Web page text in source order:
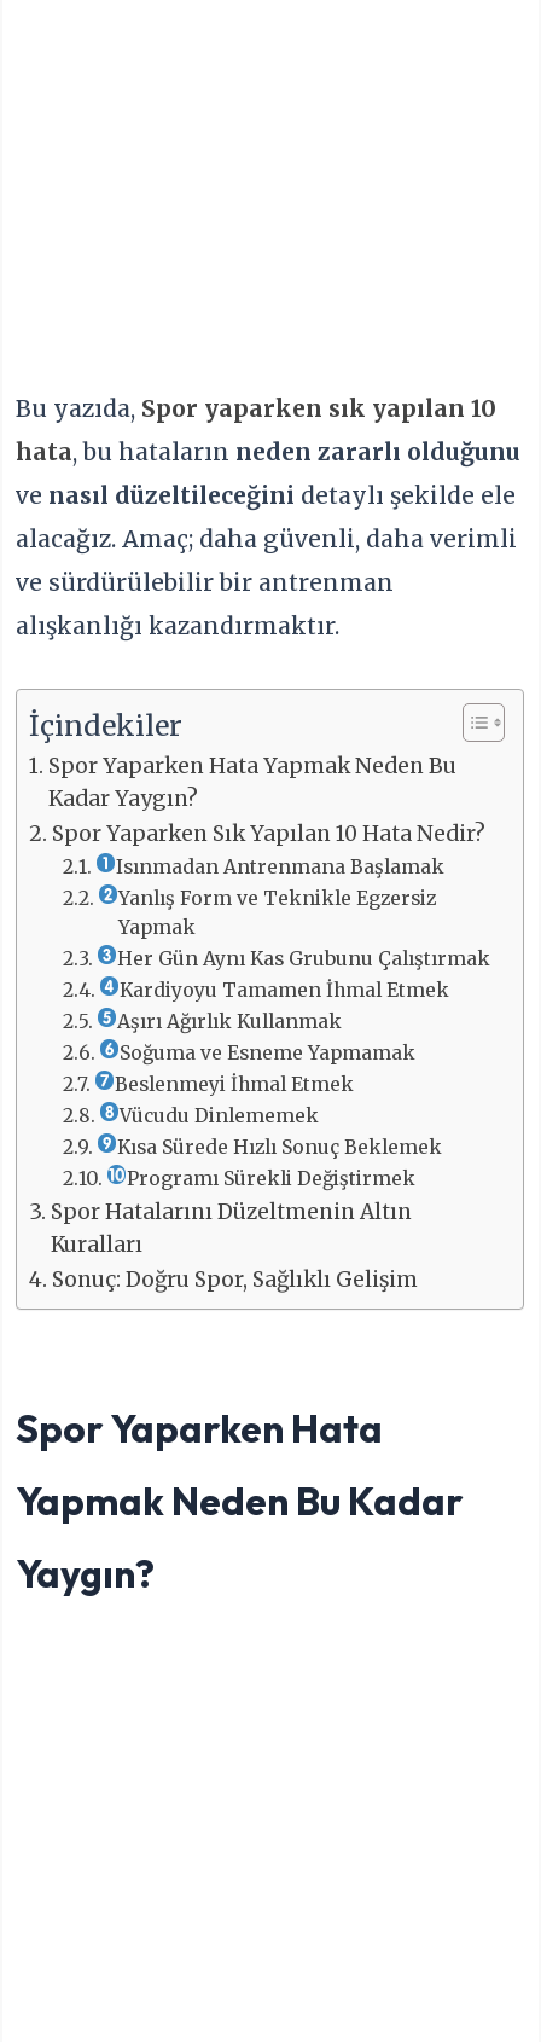
Bu yazıda, Spor yaparken sık yapılan 10
hata, bu hataların neden zararlı olduğunu
ve nasıl düzeltileceğini detaylı şekilde ele
alacağız. Amaç; daha güvenli, daha verimli
ve sürdürülebilir bir antrenman
alışkanlığı kazandırmaktır.
İçindekiler
Spor Yaparken Hata Yapmak Neden Bu
Kadar Yaygın?
Spor Yaparken Sık Yapılan 10 Hata Nedir?
Isınmadan Antrenmana Başlamak
Yanlış Form ve Teknikle Egzersiz
Yapmak
Her Gün Aynı Kas Grubunu Çalıştırmak
Kardiyoyu Tamamen İhmal Etmek
Aşırı Ağırlık Kullanmak
Soğuma ve Esneme Yapmamak
Beslenmeyi İhmal Etmek
Vücudu Dinlememek
Kısa Sürede Hızlı Sonuç Beklemek
Programı Sürekli Değiştirmek
Spor Hatalarını Düzeltmenin Altın
Kuralları
Sonuç: Doğru Spor, Sağlıklı Gelişim
Spor Yaparken Hata
Yapmak Neden Bu Kadar
Yaygın?